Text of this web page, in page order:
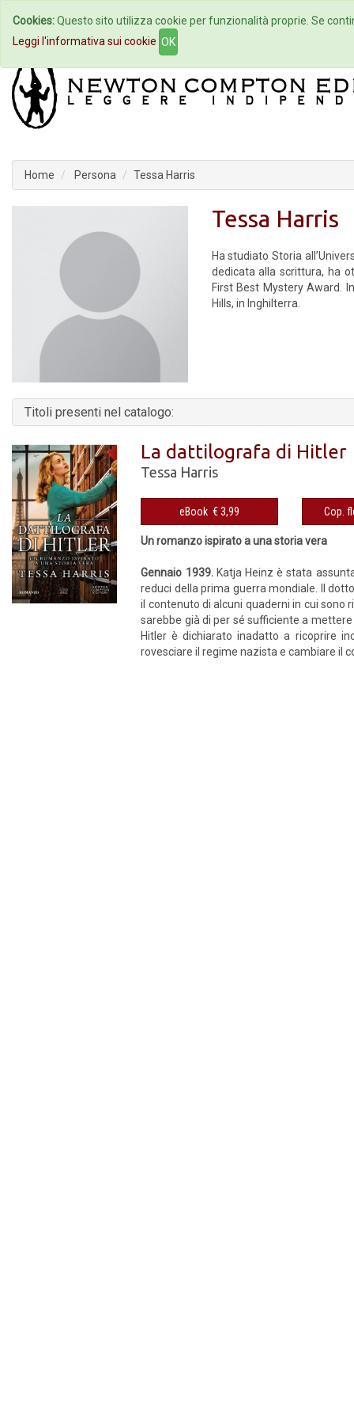
Home Autori Eventi
Home Persona Tessa Harris
Tessa Harris
Ha studiato Storia
dedicata alla scrittura, ha
First Best Mystery Award.
Hills, in Inghilterra.
Titoli presenti nel catalogo:
La dattilografa di Hitler
Tessa Harris
eBook € 3,99
Un romanzo ispirato a una storia vera
Gennaio 1939.Katja Heinz è stata
reduci della prima guerra mondiale. Il
il contenuto di alcuni quaderni in cui sono
sarebbe già di per sé sufficiente a
Hitler è dichiarato inadatto a ricoprire
rovesciare il regime nazista e cambiare il
Cookies:Questo sito utilizza cookie per funzionalità proprie. Se
Leggi l'informativa sui cookie OK